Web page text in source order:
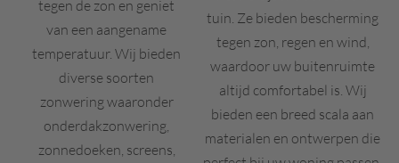
tegen de zon en geniet
van een aangename
temperatuur. Wij bieden
diverse soorten
zonwering waaronder
onderdakzonwering,
zonnedoeken, screens,
tuin. Ze bieden bescherming
tegen zon, regen en wind,
waardoor uw buitenruimte
altijd comfortabel is. Wij
bieden een breed scala aan
materialen en ontwerpen die